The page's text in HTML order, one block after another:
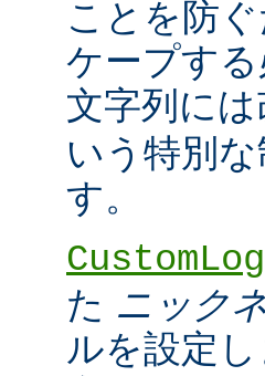
ことを防
ケープす
文字列に
いう特別
す。
CustomLog
た ニック
ルを設定